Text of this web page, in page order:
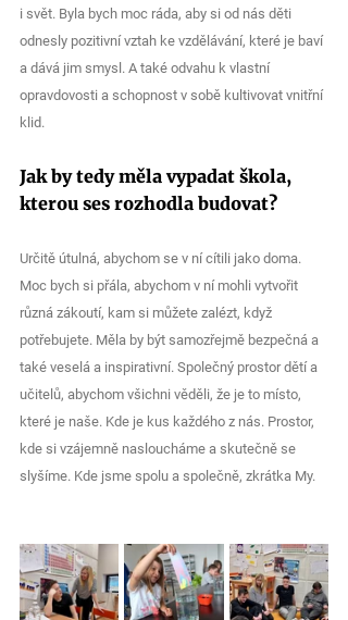
i svět. Byla bych moc ráda, aby si od nás děti
odnesly pozitivní vztah ke vzdělávání, které je baví
a dává jim smysl. A také odvahu k vlastní
opravdovosti a schopnost v sobě kultivovat vnitřní
klid.
Jak by tedy měla vypadat škola,
kterou ses rozhodla budovat?
Určitě útulná, abychom se v ní cítili jako doma.
Moc bych si přála, abychom v ní mohli vytvořit
různá zákoutí, kam si můžete zalézt, když
potřebujete. Měla by být samozřejmě bezpečná a
také veselá a inspirativní. Společný prostor dětí a
učitelů, abychom všichni věděli, že je to místo,
které je naše. Kde je kus každého z nás. Prostor,
kde si vzájemně nasloucháme a skutečně se
slyšíme. Kde jsme spolu a společně, zkrátka My.